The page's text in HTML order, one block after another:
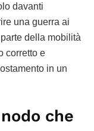
davanti
una guerra ai
della mobilità
corretto e
in un
che